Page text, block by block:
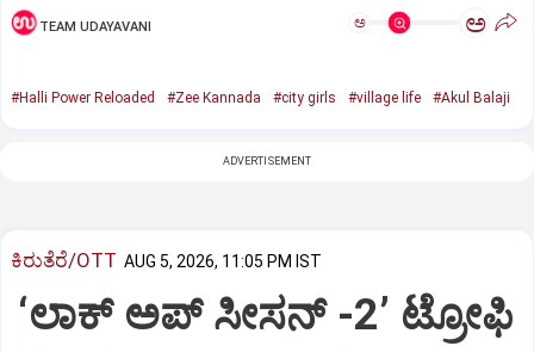
TEAM UDAYAVANI ಅ ಅ
#Halli Power Reloaded #Zee Kannada #city girls #village life #Akul Balaji
ADVERTISEMENT
ಕಿರುತೆರೆ/OTT AUG 5, 2026, 11:05 PM IST
‘ಲಾಕ್ ಅಪ್ ಸೀಸನ್‌ -2ʼ ಟ್ರೋಫಿ